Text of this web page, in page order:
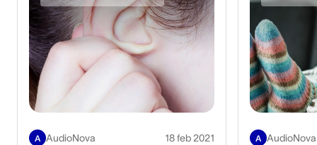
A AudioNova 18 feb 2021 A AudioNova